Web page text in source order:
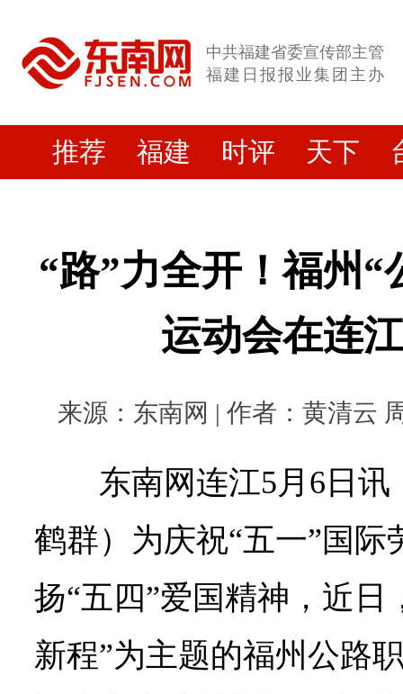
中共福建省委宣传部主管
福建日报报业集团主办
推荐 福建 时评 天下
“路”力全开！福州“
运动会在连
来源：东南网 | 作者：黄清云
东南网连江5月6日
鹤群）为庆祝“五一”国际
扬“五四”爱国精神，近日
新程”为主题的福州公路